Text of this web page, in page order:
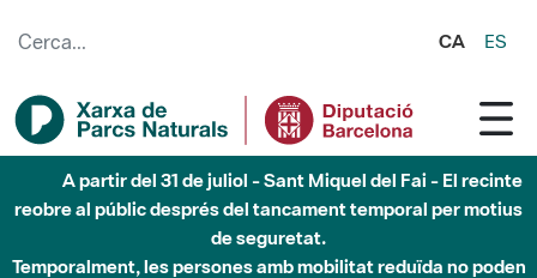
CA ES
Fins al desembre de 2026 - Parc Fluvial Besòs -
Afectacions a la llera del Parc Fluvial del Besòs degut a
obres de construcció d'una passera sobre el riu